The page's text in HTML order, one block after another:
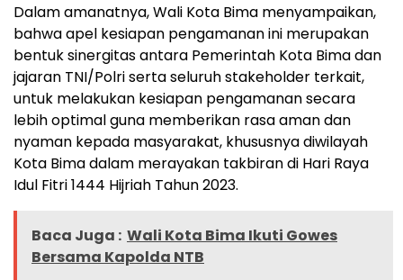
Dalam amanatnya, Wali Kota Bima menyampaikan,
bahwa apel kesiapan pengamanan ini merupakan
bentuk sinergitas antara Pemerintah Kota Bima dan
jajaran TNI/Polri serta seluruh stakeholder terkait,
untuk melakukan kesiapan pengamanan secara
lebih optimal guna memberikan rasa aman dan
nyaman kepada masyarakat, khususnya diwilayah
Kota Bima dalam merayakan takbiran di Hari Raya
Idul Fitri 1444 Hijriah Tahun 2023.
Baca Juga : Wali Kota Bima Ikuti Gowes
Bersama Kapolda NTB